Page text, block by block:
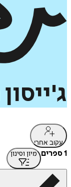
ג'ייסון
עקוב אחרי
1 ספרים מיון וסינון